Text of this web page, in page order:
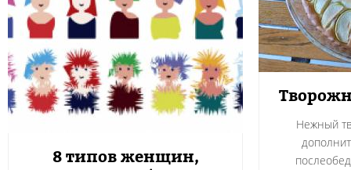
Нежный
8 типов женщин,